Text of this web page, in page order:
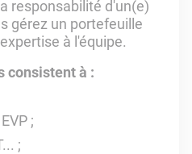
responsabilité d'un(e)
gérez un portefeuille
à l'équipe.
consistent à :
;
;